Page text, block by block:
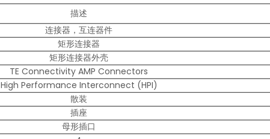
描述
连接器，互连器件
矩形连接器
矩形连接器外壳
TE Connectivity AMP Connectors
High Performance Interconnect (HPI)
散装
插座
母形插口